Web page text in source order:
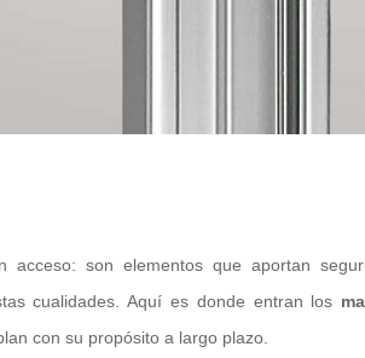
son elementos que aportan
cualidades. Aquí es donde entran los
con su propósito a largo plazo.